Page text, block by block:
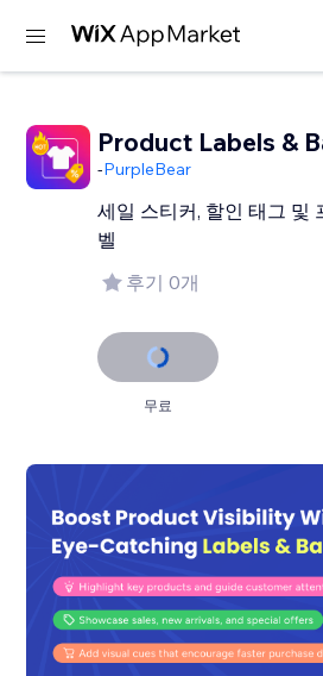
Product Labels &
-PurpleBear
세일 스티커, 할인 태그 및
벨
후기 0개
무료